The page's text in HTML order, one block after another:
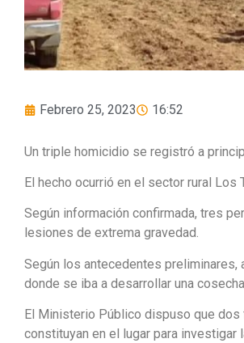
Febrero 25, 2023 16:52
Un triple homicidio se registró a
El hecho ocurrió en el sector rural Los
Según información confirmada, tres
lesiones de extrema gravedad.
Según los antecedentes preliminares,
donde se iba a desarrollar una
El Ministerio Público dispuso que
constituyan en el lugar para investigar